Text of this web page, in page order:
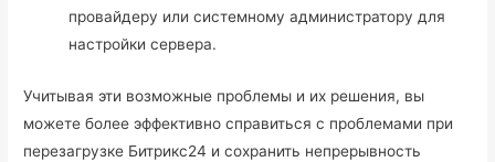
провайдеру или системному администратору для
настройки сервера.
Учитывая эти возможные проблемы и их решения, вы
можете более эффективно справиться с проблемами при
перезагрузке Битрикс24 и сохранить непрерывность